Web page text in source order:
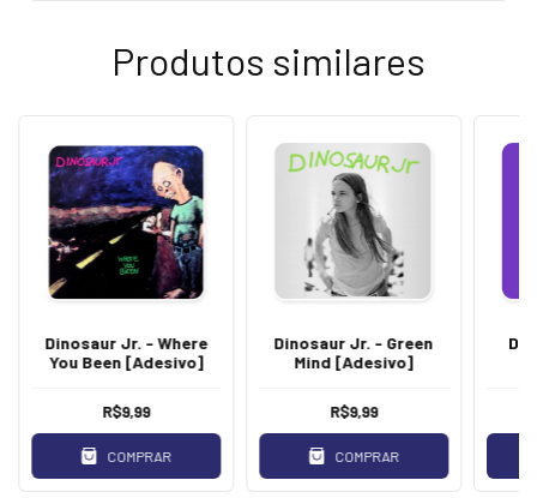
Produtos similares
Dinosaur Jr. - Where
You Been [Adesivo]
R$9,99
COMPRAR
Dinosaur Jr. - Green
Mind [Adesivo]
R$9,99
COMPRAR